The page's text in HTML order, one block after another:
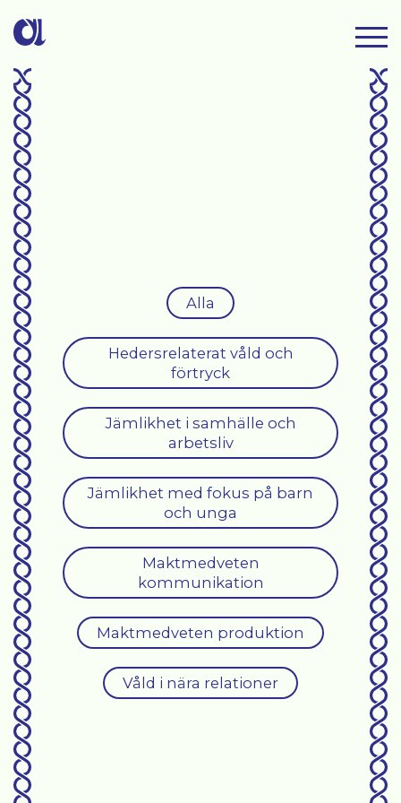
Alla
Hedersrelaterat våld och
förtryck
Jämlikhet i samhälle och
arbetsliv
Jämlikhet med fokus på barn
och unga
Maktmedveten
kommunikation
Maktmedveten produktion
Våld i nära relationer